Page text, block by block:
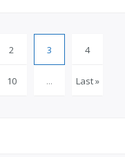
2 3 4
10 ... Last »